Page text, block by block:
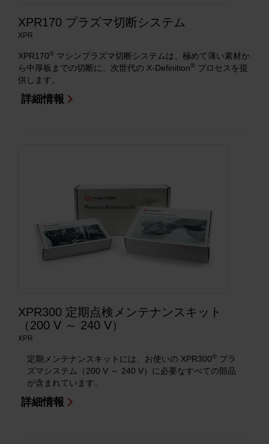
XPR170 プラズマ切断システム
XPR
XPR170® マシンプラズマ切断システムは、極めて薄い素材か
ら中厚板までの切断に、次世代の X-Definition® プロセスを提
供します。
詳細情報
XPR300 定期点検メンテナンスキット
（200 V ～ 240 V）
XPR
定期メンテナンスキットには、お使いの XPR300® プラ
ズマシステム（200 V ～ 240 V）に必要なすべての部品
が含まれています。
詳細情報